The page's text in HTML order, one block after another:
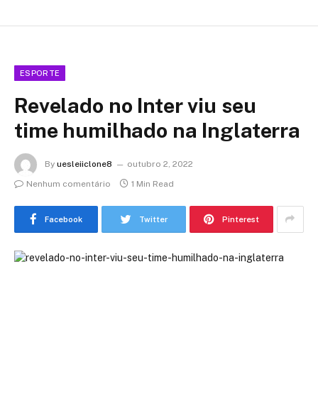
ESPORTE
Revelado no Inter viu seu
time humilhado na Inglaterra
By uesleiiclone8
outubro 2, 2022
Nenhum comentário
1 Min Read
Facebook Twitter Pinterest